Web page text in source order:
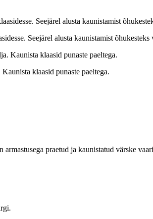
Seejärel alusta kaunistamist
klaasid punaste paeltega.
armastusega praetud ja kaunistatud värske